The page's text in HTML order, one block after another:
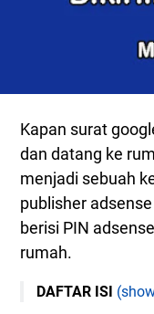
Kapan surat
dan datang ke
menjadi sebuah
publisher
berisi PIN
rumah.
DAFTAR ISI